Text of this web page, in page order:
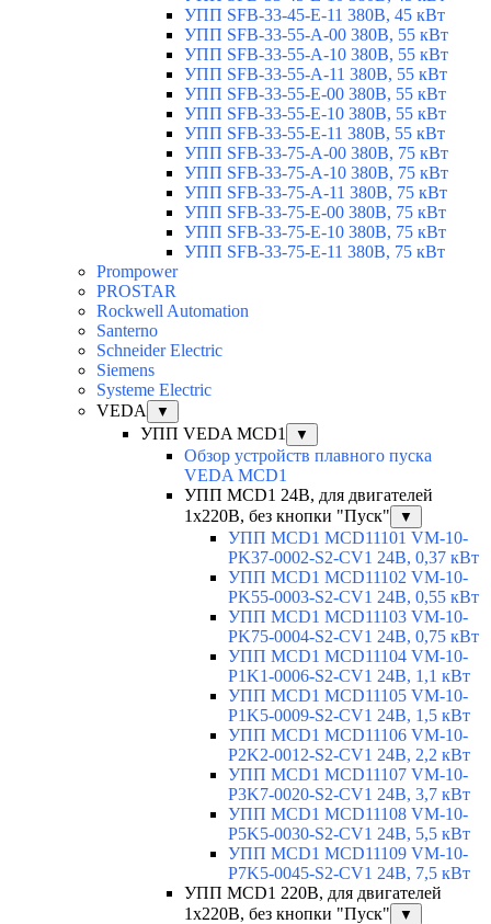
УПП SFB-33-45-E-11 380В, 45 кВт
УПП SFB-33-55-A-00 380В, 55 кВт
УПП SFB-33-55-A-10 380В, 55 кВт
УПП SFB-33-55-A-11 380В, 55 кВт
УПП SFB-33-55-E-00 380В, 55 кВт
УПП SFB-33-55-E-10 380В, 55 кВт
УПП SFB-33-55-E-11 380В, 55 кВт
УПП SFB-33-75-A-00 380В, 75 кВт
УПП SFB-33-75-A-10 380В, 75 кВт
УПП SFB-33-75-A-11 380В, 75 кВт
УПП SFB-33-75-E-00 380В, 75 кВт
УПП SFB-33-75-E-10 380В, 75 кВт
УПП SFB-33-75-E-11 380В, 75 кВт
Prompower
PROSTAR
Rockwell Automation
Santerno
Schneider Electric
Siemens
Systeme Electric
VEDA
▼
УПП VEDA MCD1 ▼
Обзор устройств плавного пуска
VEDA MCD1
УПП MCD1 24В, для двигателей
1х220В, без кнопки "Пуск"
▼
УПП MCD1 MCD11101 VM-10-
PK37-0002-S2-CV1 24В, 0,37 кВт
УПП MCD1 MCD11102 VM-10-
PK55-0003-S2-CV1 24В, 0,55 кВт
УПП MCD1 MCD11103 VM-10-
PK75-0004-S2-CV1 24В, 0,75 кВт
УПП MCD1 MCD11104 VM-10-
P1K1-0006-S2-CV1 24В, 1,1 кВт
УПП MCD1 MCD11105 VM-10-
P1K5-0009-S2-CV1 24В, 1,5 кВт
УПП MCD1 MCD11106 VM-10-
P2K2-0012-S2-CV1 24В, 2,2 кВт
УПП MCD1 MCD11107 VM-10-
P3K7-0020-S2-CV1 24В, 3,7 кВт
УПП MCD1 MCD11108 VM-10-
P5K5-0030-S2-CV1 24В, 5,5 кВт
УПП MCD1 MCD11109 VM-10-
P7K5-0045-S2-CV1 24В, 7,5 кВт
УПП MCD1 220В, для двигателей
1х220В, без кнопки "Пуск"
▼